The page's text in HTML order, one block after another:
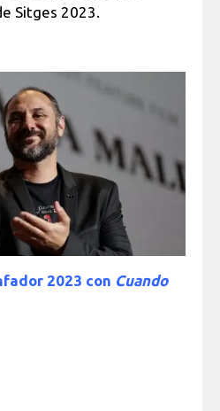
Sitges 2023.
2023 con Cuando